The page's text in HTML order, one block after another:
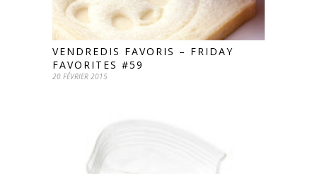
VENDREDIS FAVORIS – FRIDAY
FAVORITES #59
20 FÉVRIER 2015